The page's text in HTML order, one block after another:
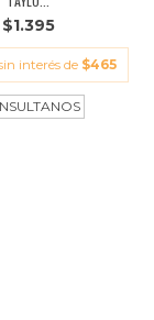
$1.395
interés de $465